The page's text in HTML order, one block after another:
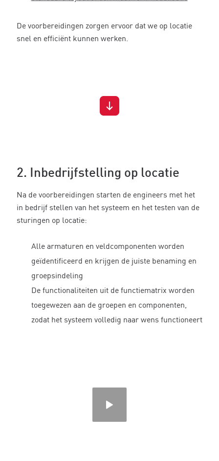
De voorbereidingen zorgen ervoor dat we op locatie
snel en efficiënt kunnen werken.
2. Inbedrijfstelling op locatie
Na de voorbereidingen starten de engineers met het
in bedrijf stellen van het systeem en het testen van de
sturingen op locatie:
Alle armaturen en veldcomponenten worden
geïdentificeerd en krijgen de juiste benaming en
groepsindeling
De functionaliteiten uit de functiematrix worden
toegewezen aan de groepen en componenten,
zodat het systeem volledig naar wens functioneert